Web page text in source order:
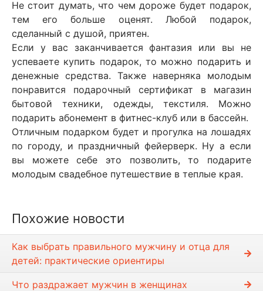
Не стоит думать, что чем дороже будет подарок,
тем его больше оценят. Любой подарок,
сделанный с душой, приятен.
Если у вас заканчивается фантазия или вы не
успеваете купить подарок, то можно подарить и
денежные средства. Также наверняка молодым
понравится подарочный сертификат в магазин
бытовой техники, одежды, текстиля. Можно
подарить абонемент в фитнес-клуб или в бассейн.
Отличным подарком будет и прогулка на лошадях
по городу, и праздничный фейерверк. Ну а если
вы можете себе это позволить, то подарите
молодым свадебное путешествие в теплые края.
Похожие новости
Как выбрать правильного мужчину и отца для
детей: практические ориентиры
Что раздражает мужчин в женщинах